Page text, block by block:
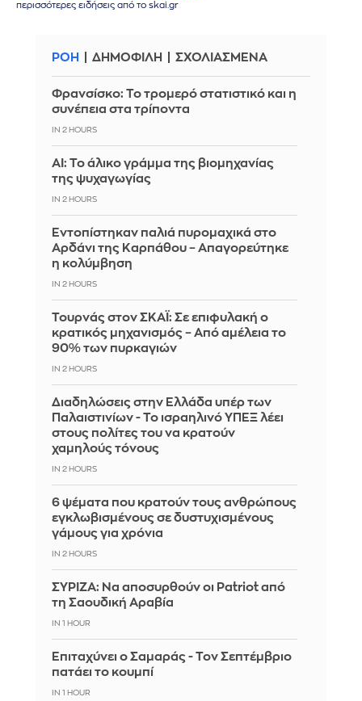
περισσότερες ειδήσεις από το skai.gr
ΡΟΗ ΔΗΜΟΦΙΛΗ ΣΧΟΛΙΑΣΜΕΝΑ
Φρανσίσκο: Το τρομερό στατιστικό και η
συνέπεια στα τρίποντα
IN 2 HOURS
AI: Το άλικο γράμμα της βιομηχανίας
της ψυχαγωγίας
IN 2 HOURS
Εντοπίστηκαν παλιά πυρομαχικά στο
Αρδάνι της Καρπάθου – Απαγορεύτηκε
η κολύμβηση
IN 2 HOURS
Τουρνάς στον ΣΚΑΪ: Σε επιφυλακή ο
κρατικός μηχανισμός – Από αμέλεια το
90% των πυρκαγιών
IN 2 HOURS
Διαδηλώσεις στην Ελλάδα υπέρ των
Παλαιστινίων - Το ισραηλινό ΥΠΕΞ λέει
στους πολίτες του να κρατούν
χαμηλούς τόνους
IN 2 HOURS
6 ψέματα που κρατούν τους ανθρώπους
εγκλωβισμένους σε δυστυχισμένους
γάμους για χρόνια
IN 2 HOURS
ΣΥΡΙΖΑ: Να αποσυρθούν οι Patriot από
τη Σαουδική Αραβία
IN 1 HOUR
Επιταχύνει ο Σαμαράς - Τον Σεπτέμβριο
πατάει το κουμπί
IN 1 HOUR